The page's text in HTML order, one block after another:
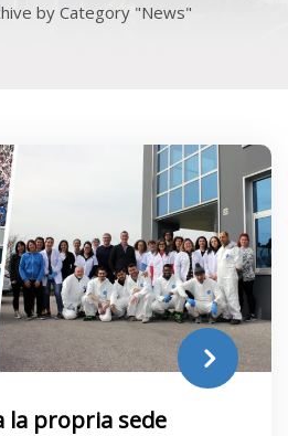
by Category "News"
la propria sede